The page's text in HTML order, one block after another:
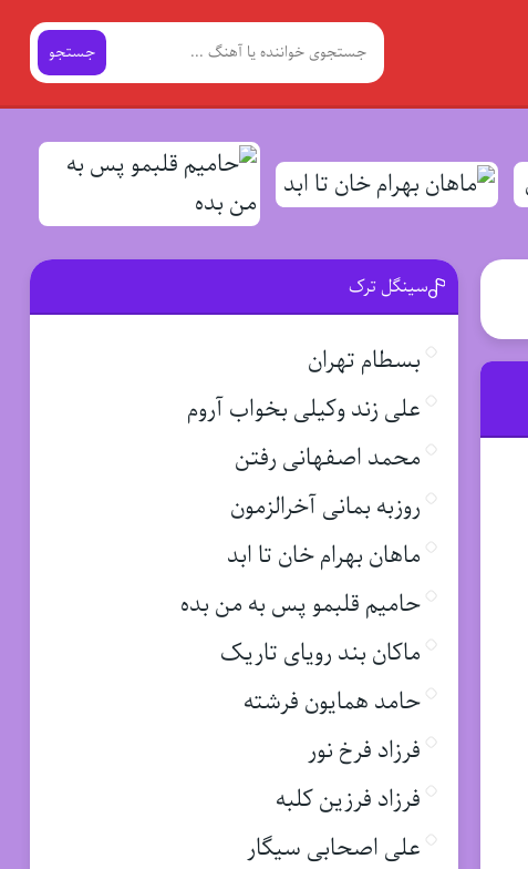
جستجو
سینگل ترک
بسطام تهران
علی زند وکیلی بخواب آروم
محمد اصفهانی رفتن
روزبه بمانی آخرالزمون
ماهان بهرام خان تا ابد
حامیم قلبمو پس به من بده
ماکان بند رویای تاریک
حامد همایون فرشته
فرزاد فرخ نور
فرزاد فرزین کلبه
علی اصحابی سیگار